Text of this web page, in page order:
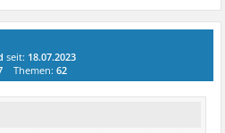
seit: 18.07.2023
Themen:62